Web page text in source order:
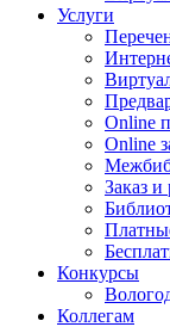
Услуги
Online
Online
Заказ и
Конкурсы
Коллегам